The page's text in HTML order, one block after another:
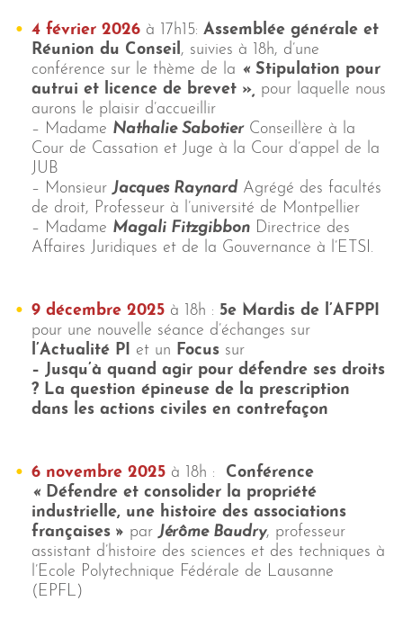
4 février 2026 à 17h15: Assemblée générale et
Réunion du Conseil, suivies à 18h, d’une
conférence sur le thème de la « Stipulation pour
autrui et licence de brevet », pour laquelle nous
aurons le plaisir d’accueillir
– Madame Nathalie SabotierConseillère à la
Cour de Cassation et Juge à la Cour d’appel de la
JUB
– MonsieurJacques Raynard Agrégé des facultés
de droit, Professeur à l’université de Montpellier
– Madame Magali Fitzgibbon Directrice des
Affaires Juridiques et de la Gouvernance à l’ETSI.
9 décembre 2025 à 18h : 5e Mardis de l’AFPPI
pour une nouvelle séance d’échanges sur
l’Actualité PI et un Focus sur
– Jusqu’à quand agir pour défendre ses droits
? La question épineuse de la prescription
dans les actions civiles en contrefaçon
6 novembre 2025 à 18h : Conférence
« Défendre et consolider la propriété
industrielle, une histoire des associations
françaises » parJérôme Baudry, professeur
assistant d’histoire des sciences et des techniques à
l’Ecole Polytechnique Fédérale de Lausanne
(EPFL)